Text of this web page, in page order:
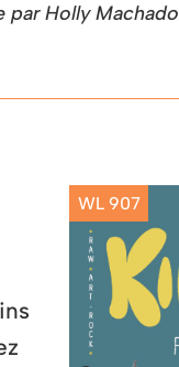
Holly Machado
WL 907